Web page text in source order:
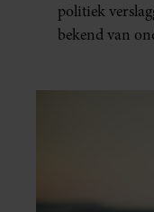
politiek
bekend van